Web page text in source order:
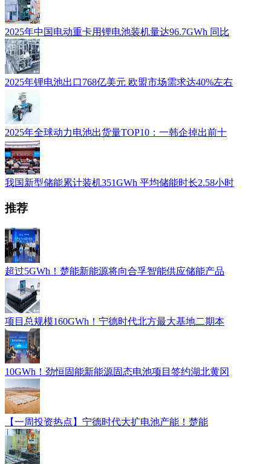
2025年中国电动重卡用锂电池装机量达96.7GWh 同比
2025年锂电池出口768亿美元 欧盟市场需求达40%左右
2025年全球动力电池出货量TOP10：一韩企掉出前十
我国新型储能累计装机351GWh 平均储能时长2.58小时
推荐
超过5GWh！楚能新能源将向合孚智能供应储能产品
项目总规模160GWh！宁德时代北方最大基地二期本
10GWh！劲恒固能新能源固态电池项目签约湖北黄冈
【一周投资热点】宁德时代大扩电池产能！楚能